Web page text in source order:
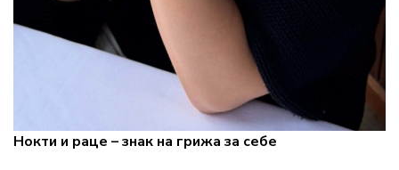
Нокти и раце – знак на грижа за себе